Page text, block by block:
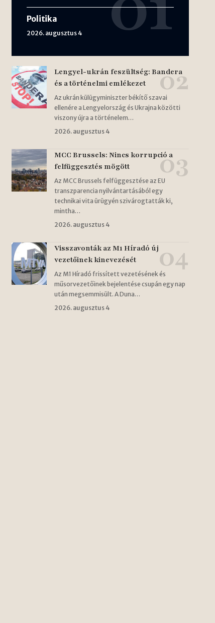
Politika
2026. augusztus 4
Lengyel-ukrán feszültség: Bandera
és a történelmi emlékezet
Az ukrán külügyminiszter békítő szavai
ellenére a Lengyelország és Ukrajna közötti
viszony újra a történelem…
2026. augusztus 4
MCC Brussels: Nincs korrupció a
felfüggesztés mögött
Az MCC Brussels felfüggesztése az EU
transzparencia nyilvántartásából egy
technikai vita ürügyén szivárogtatták ki,
mintha…
2026. augusztus 4
Visszavonták az M1 Híradó új
vezetőinek kinevezését
Az M1 Híradó frissített vezetésének és
műsorvezetőinek bejelentése csupán egy nap
után megsemmisült. A Duna…
2026. augusztus 4